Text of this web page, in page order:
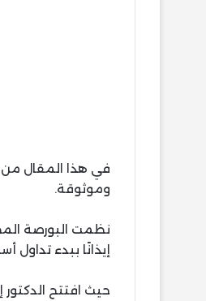
في هذا المقال من
وموثوقة.
نظمت البورصة
إيذانًا ببدء تداول
حيث افتتح